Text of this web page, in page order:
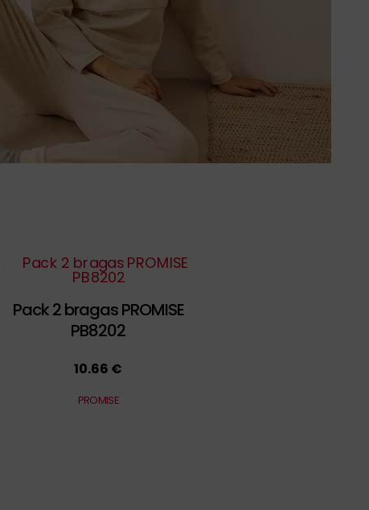
Pack 2 bragas PROMISE
PB8202
10.66 €
PROMISE